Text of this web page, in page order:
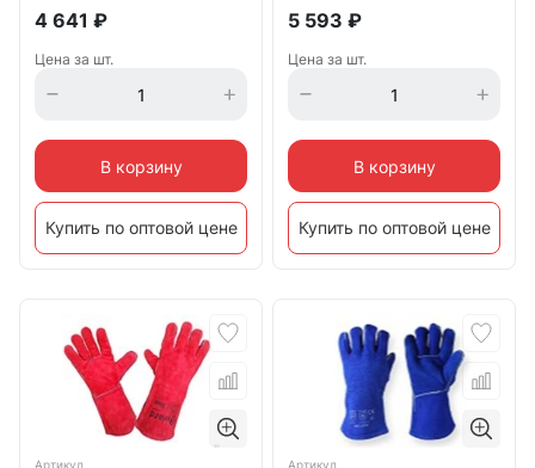
4 641 ₽
Цена за шт.
В корзину
Купить по оптовой цене
5 593 ₽
Цена за шт.
В корзину
Купить по оптовой цене
Артикул Артикул